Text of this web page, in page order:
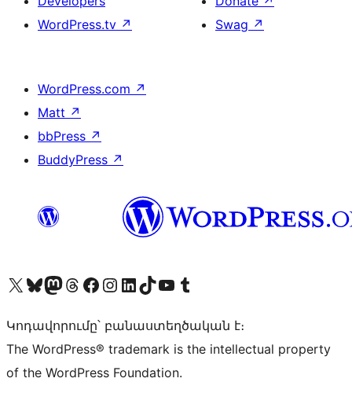
WordPress.tv ↗
Swag ↗
WordPress.com ↗
Matt ↗
bbPress ↗
BuddyPress ↗
Visit our X (formerly Twitter) account
Visit our Bluesky account
Visit our Mastodon account
Visit our Threads account
Visit our Facebook page
Visit our Instagram account
Visit our LinkedIn account
Visit our TikTok account
Visit our YouTube channel
Visit our Tumblr account
Կոդավորումը՝ բանաստեղծական է։
The WordPress® trademark is the intellectual property
of the WordPress Foundation.